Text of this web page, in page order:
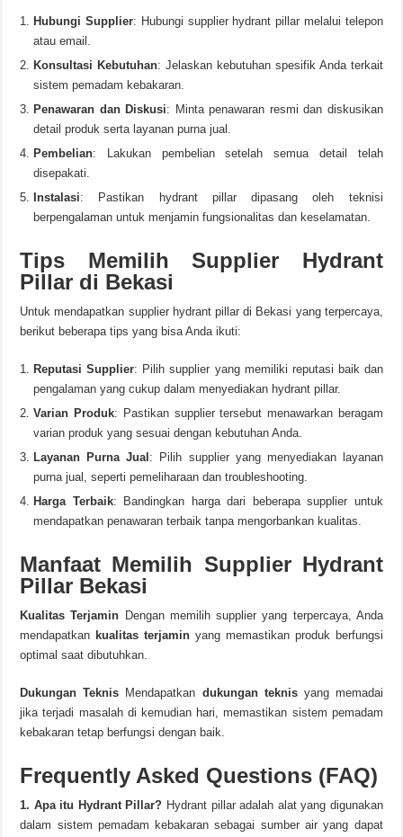
Hubungi Supplier: Hubungi supplier hydrant pillar melalui telepon
atau email.
Konsultasi Kebutuhan: Jelaskan kebutuhan spesifik Anda terkait
sistem pemadam kebakaran.
Penawaran dan Diskusi: Minta penawaran resmi dan diskusikan
detail produk serta layanan purna jual.
Pembelian: Lakukan pembelian setelah semua detail telah
disepakati.
Instalasi: Pastikan hydrant pillar dipasang oleh teknisi
berpengalaman untuk menjamin fungsionalitas dan keselamatan.
Tips Memilih Supplier Hydrant
Pillar di Bekasi
Untuk mendapatkan supplier hydrant pillar di Bekasi yang terpercaya,
berikut beberapa tips yang bisa Anda ikuti:
Reputasi Supplier: Pilih supplier yang memiliki reputasi baik dan
pengalaman yang cukup dalam menyediakan hydrant pillar.
Varian Produk: Pastikan supplier tersebut menawarkan beragam
varian produk yang sesuai dengan kebutuhan Anda.
Layanan Purna Jual : Pilih supplier yang menyediakan layanan
purna jual, seperti pemeliharaan dan troubleshooting.
Harga Terbaik: Bandingkan harga dari beberapa supplier untuk
mendapatkan penawaran terbaik tanpa mengorbankan kualitas.
Manfaat Memilih Supplier Hydrant
Pillar Bekasi
Kualitas Terjamin Dengan memilih supplier yang terpercaya, Anda
mendapatkan kualitas terjamin yang memastikan produk berfungsi
optimal saat dibutuhkan.
Dukungan Teknis Mendapatkan dukungan teknisyang memadai
jika terjadi masalah di kemudian hari, memastikan sistem pemadam
kebakaran tetap berfungsi dengan baik.
Frequently Asked Questions (FAQ)
1. Apa itu Hydrant Pillar? Hydrant pillar adalah alat yang digunakan
dalam sistem pemadam kebakaran sebagai sumber air yang dapat